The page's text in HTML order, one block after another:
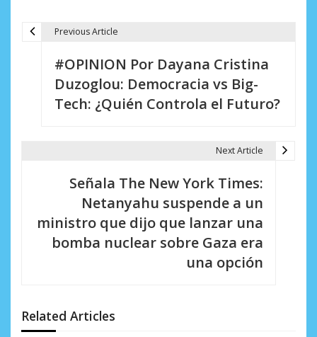
e
Previous Article
#OPINION Por Dayana Cristina
Duzoglou: Democracia vs Big-
Tech: ¿Quién Controla el Futuro?
Next Article
Señala The New York Times:
Netanyahu suspende a un
ministro que dijo que lanzar una
bomba nuclear sobre Gaza era
una opción
Related Articles